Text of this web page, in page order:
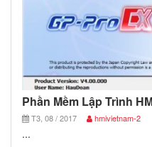
Phần Mềm Lập Trình
T3, 08 / 2017 hmivietnam-2
...